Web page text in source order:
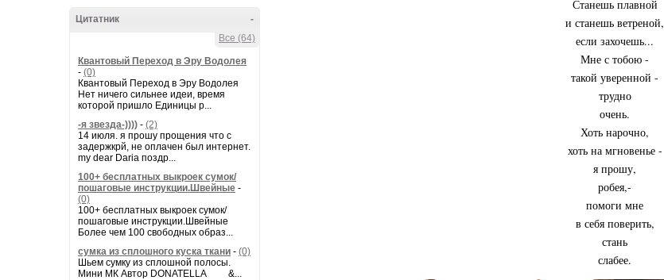
-
Цитатник
Все (64)
Квантовый Переход в Эру Водолея
- (0)
Квантовый Переход в Эру Водолея
Нет ничего сильнее идеи, время
которой пришло Единицы р...
-я звезда-)))) - (2)
14 июля. я прошу прощения что с
задержкрй, не оплачен был интернет.
my dear Daria поздр...
100+ бесплатных выкроек сумок/
пошаговые инструкции.Швейные -
(0)
100+ бесплатных выкроек сумок/
пошаговые инструкции.Швейные
Более чем 100 свободных образ...
сумка из сплошного куска ткани - (0)
Шьем сумку из сплошной полосы.
Мини МК Автор DONATELLA &...
Станешь плавной
и станешь ветреной,
если захочешь...
Мне с тобою -
такой уверенной -
трудно
очень.
Хоть нарочно,
хоть на мгновенье -
я прошу,
робея,-
помоги мне
в себя поверить,
стань
слабее.